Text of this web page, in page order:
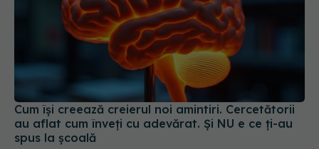
Cum își creează creierul noi amintiri. Cercetătorii
au aflat cum înveți cu adevărat. Și NU e ce ți-au
spus la școală
19 apr 2025, 10:09